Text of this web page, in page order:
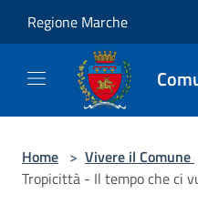
Regione Marche
Home > Vivere il Comune
Tropicittà - Il tempo che ci